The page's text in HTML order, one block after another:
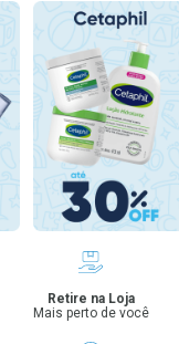
Retire na Loja
Mais perto de você